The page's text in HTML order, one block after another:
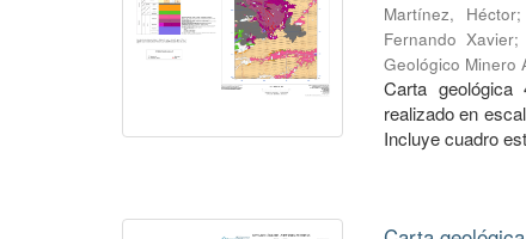
Martínez, Héctor;
Fernando Xavier
Geológico Minero
Carta geológica
realizado en
Incluye cuadro